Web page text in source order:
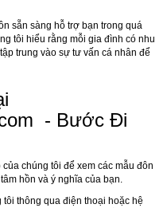
sẵn sàng hỗ trợ bạn trong quá
tôi hiểu rằng mỗi gia đình có nhu
trung vào sự tư vấn cá nhân để
- Bước Đi
chúng tôi để xem các mẫu đôn
hồn và ý nghĩa của bạn.
tôi thông qua điện thoại hoặc hệ